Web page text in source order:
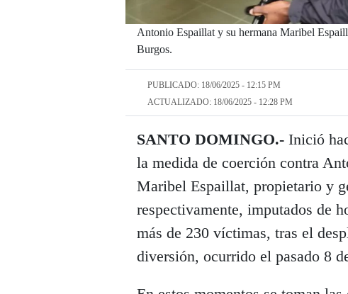
Antonio Espaillat y su hermana Maribel
Burgos.
PUBLICADO: 18/06/2025 - 12:15 PM
ACTUALIZADO: 18/06/2025 - 12:28 PM
SANTO DOMINGO.- Inició
la medida de coerción contra
Maribel Espaillat, propietario y
respectivamente, imputados de
más de 230 víctimas, tras el
diversión, ocurrido el pasado 8